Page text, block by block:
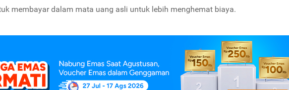
membayar dalam mata uang asli untuk lebih menghemat biaya.